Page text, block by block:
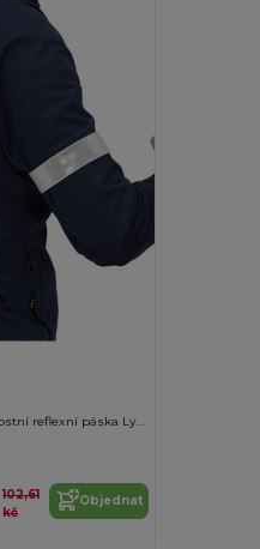
34 cm bezpečnostní reflexní páska Lynne
102,61
kč
Objednat